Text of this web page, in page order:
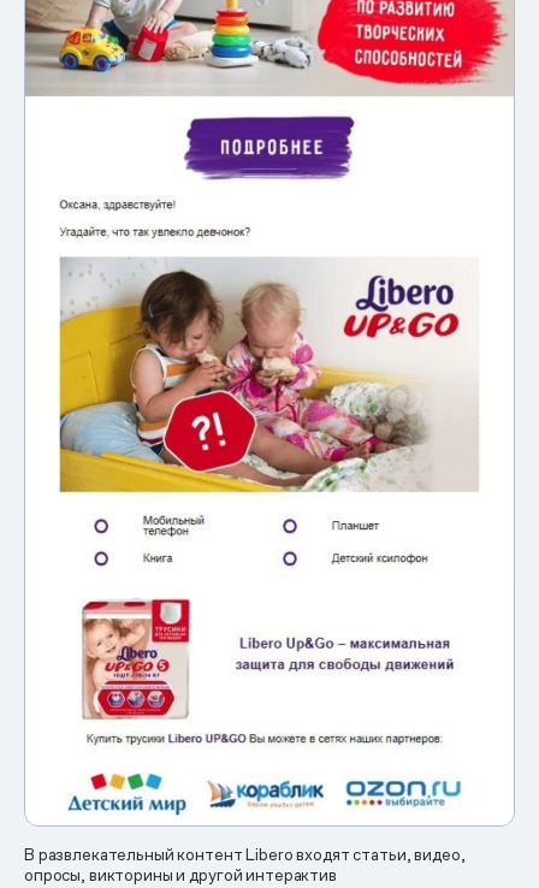
В развлекательный контент Libero входят статьи, видео,
опросы, викторины и другой интерактив